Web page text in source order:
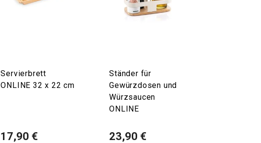
Servierbrett
ONLINE 32 x 22 cm
17,90 €
Ständer für
Gewürzdosen und
Würzsaucen
ONLINE
23,90 €